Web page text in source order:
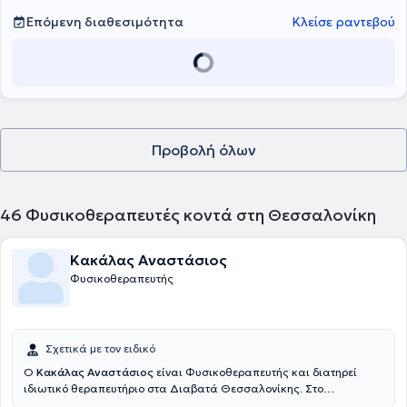
Επόμενη διαθεσιμότητα
Κλείσε ραντεβού
Προβολή όλων
46 Φυσικοθεραπευτές κοντά στη Θεσσαλονίκη
Κακάλας Αναστάσιος
Φυσικοθεραπευτής
Σχετικά με τον ειδικό
Ο Κακάλας Αναστάσιος είναι Φυσικοθεραπευτής και διατηρεί
ιδιωτικό θεραπευτήριο στα Διαβατά Θεσσαλονίκης. Στο